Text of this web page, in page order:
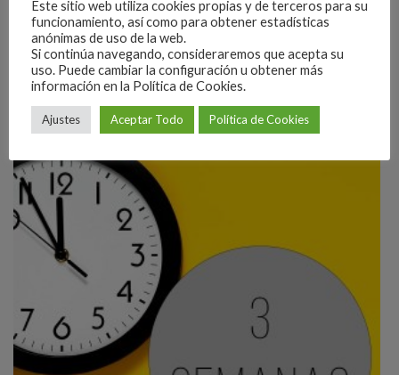
960,00€
Reservar
Este sitio web utiliza cookies propias y de terceros para su
funcionamiento, así como para obtener estadísticas
anónimas de uso de la web.
Si continúa navegando, consideraremos que acepta su
uso. Puede cambiar la configuración u obtener más
información en la Política de Cookies.
Ajustes Aceptar Todo Política de Cookies